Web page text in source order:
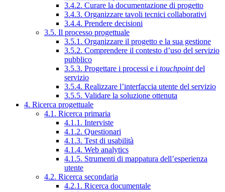
3.4.2. Curare la documentazione di progetto
3.4.3. Organizzare tavoli tecnici collaborativi
3.4.4. Prendere decisioni
3.5. Il processo progettuale
3.5.1. Organizzare il progetto e la sua gestione
3.5.2. Comprendere il contesto d’uso del servizio
pubblico
3.5.3. Progettare i processi e i touchpointdel
servizio
3.5.4. Realizzare l’interfaccia utente del servizio
3.5.5. Validare la soluzione ottenuta
4. Ricerca progettuale
4.1. Ricerca primaria
4.1.1. Interviste
4.1.2. Questionari
4.1.3. Test di usabilità
4.1.4. Web analytics
4.1.5. Strumenti di mappatura dell’esperienza
utente
4.2. Ricerca secondaria
4.2.1. Ricerca documentale